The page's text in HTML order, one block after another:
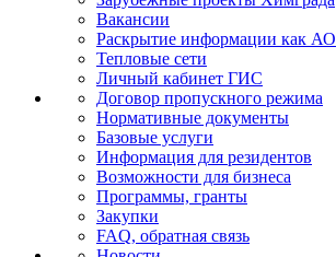
Вакансии
Раскрытие информации как АО
Тепловые сети
Личный кабинет ГИС
Договор пропускного режима
Нормативные документы
Базовые услуги
Информация для резидентов
Возможности для бизнеса
Программы, гранты
Закупки
FAQ, обратная связь